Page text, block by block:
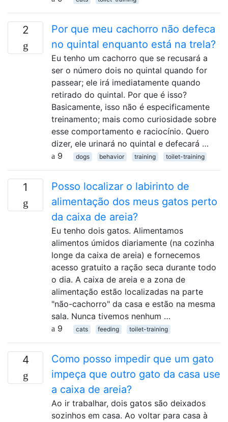
2
Por que meu cachorro não defeca
no quintal enquanto está na trela?
Eu tenho um cachorro que se recusará a
ser o número dois no quintal quando for
passear; ele irá imediatamente quando
retirado do quintal. Por que é isso?
Basicamente, isso não é especificamente
treinamento; mais como curiosidade sobre
esse comportamento e raciocínio. Quero
dizer, ele urinará no quintal e defecará …
9
dogs behavior training toilet-training
1
Posso localizar o labirinto de
alimentação dos meus gatos perto
da caixa de areia?
Eu tenho dois gatos. Alimentamos
alimentos úmidos diariamente (na cozinha
longe da caixa de areia) e fornecemos
acesso gratuito a ração seca durante todo
o dia. A caixa de areia e a zona de
alimentação estão localizadas na parte
"não-cachorro" da casa e estão na mesma
sala. Nunca tivemos nenhum …
9
cats feeding toilet-training
4
Como posso impedir que um gato
impeça que outro gato da casa use
a caixa de areia?
Ao ir trabalhar, dois gatos são deixados
sozinhos em casa. Ao voltar para casa à